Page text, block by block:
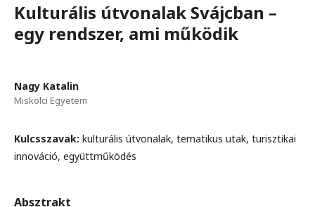
Kulturális útvonalak Svájcban –
egy rendszer, ami működik
Nagy Katalin
Miskolci Egyetem
Kulcsszavak: kulturális útvonalak, tematikus utak, turisztikai
innováció, együttműködés
Absztrakt